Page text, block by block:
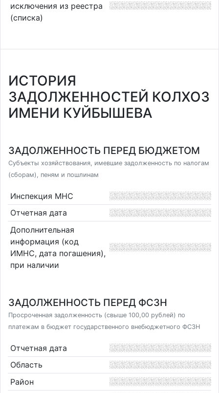
исключения из реестра
(списка)
ИСТОРИЯ
ЗАДОЛЖЕННОСТЕЙ КОЛХОЗ
ИМЕНИ КУЙБЫШЕВА
ЗАДОЛЖЕННОСТЬ ПЕРЕД БЮДЖЕТОМ
Субъекты хозяйствования, имевшие задолженность по налогам
(сборам), пеням и пошлинам
Инспекция МНС
Отчетная дата
Дополнительная
информация (код
ИМНС, дата погашения),
при наличии
ЗАДОЛЖЕННОСТЬ ПЕРЕД ФСЗН
Просроченная задолженность (свыше 100,00 рублей) по
платежам в бюджет государственного внебюджетного ФСЗН
Отчетная дата
Область
Район